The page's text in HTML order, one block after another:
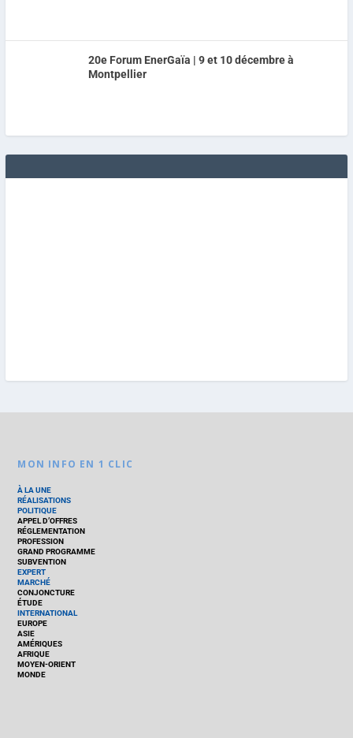
20e Forum EnerGaïa | 9 et 10 décembre à
Montpellier
MON INFO EN 1 CLIC
À LA UNE
RÉALISATIONS
POLITIQUE
APPEL D’OFFRES
RÉGLEMENTATION
PROFESSION
GRAND PROGRAMME
SUBVENTION
EXPERT
MARCHÉ
CONJONCTURE
ÉTUDE
INTERNATIONAL
EUROPE
ASIE
AMÉRIQUES
AFRIQUE
MOYEN-ORIENT
MONDE